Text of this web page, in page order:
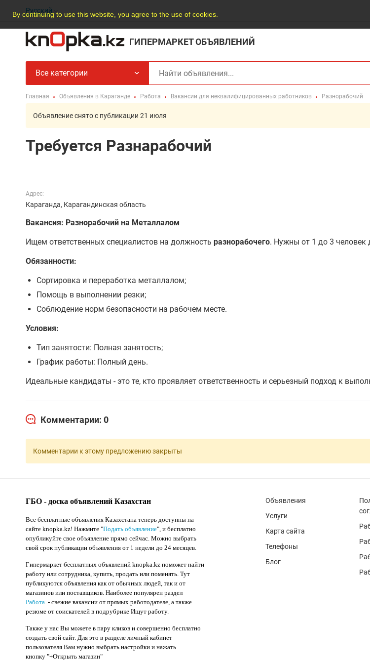
By continuing to use this website, you agree to the use of cookies.
Русский
ГИПЕРМАРКЕТ ОБЪЯВЛЕНИЙ
Все категории
Главная Объявления в Караганде Работа Вакансии для неквалифицированных работников Разнорабочий
Объявление снято с публикации 21 июля
Требуется Разнарабочий
Адрес:
Караганда, Карагандинская область
Вакансия: Разнорабочий на Металлалом
Ищем ответственных специалистов на должность разнорабочего. Нужны от 1 до 3
Обязанности:
Сортировка и переработка металлалом;
Помощь в выполнении резки;
Соблюдение норм безопасности на рабочем месте.
Условия:
Тип занятости: Полная занятость;
График работы: Полный день.
Идеальные кандидаты - это те, кто проявляет ответственность и серьезный подход к
Комментарии: 0
Комментарии к этому предложению закрыты
ГБО - доска объявлений Казахстан
Все бесплатные объявления Казахстана теперь доступны на
сайте knopka.kz! Нажмите "Подать объявление", и бесплатно
опубликуйте свое объявление прямо сейчас. Можно выбрать
свой срок публикации объявления от 1 недели до 24 месяцев.
Гипермаркет бесплатных объявлений knopka.kz поможет найти
работу или сотрудника, купить, продать или поменять. Тут
публикуются объявления как от обычных людей, так и от
магазинов или поставщиков. Наиболее популярен раздел
Работа - свежие вакансии от прямых работодателе, а также
резюме от соискателей в подрубрике Ищут работу.
Также у нас Вы можете в пару кликов и совершенно бесплатно
создать свой сайт. Для это в разделе личный кабинет
пользователя Вам нужно выбрать настройки и нажать
кнопку "+Открыть магазин"
Объявления
Услуги
Карта сайта
Телефоны
Блог